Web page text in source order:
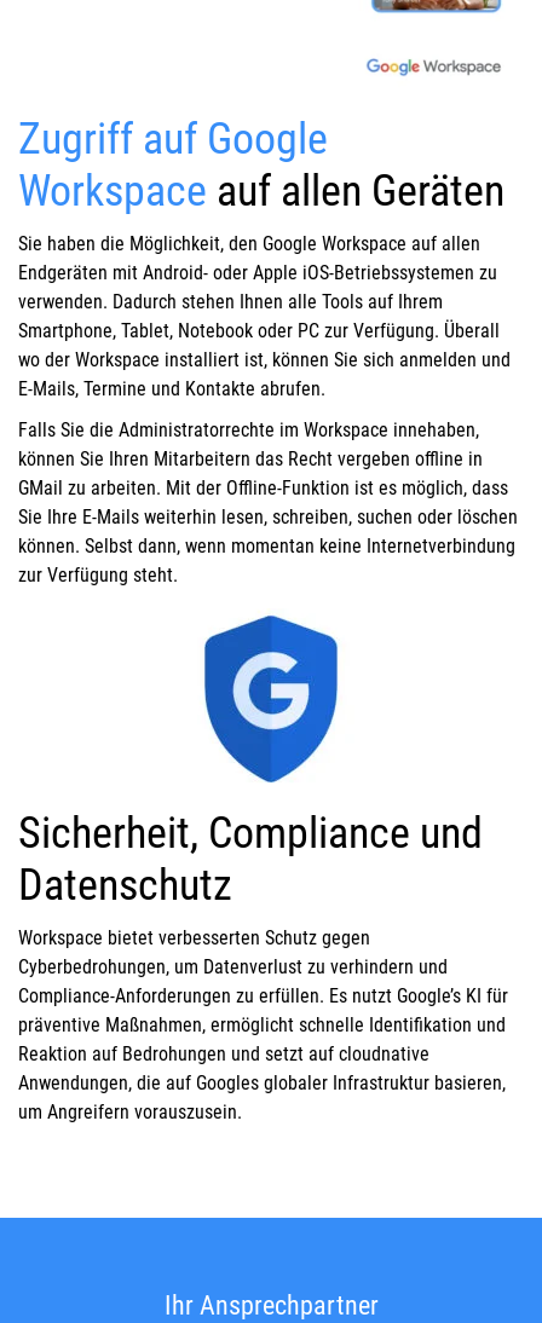
Zugriff auf Google
Workspace auf allen Geräten
Sie haben die Möglichkeit, den Google Workspace auf allen
Endgeräten mit Android- oder Apple iOS-Betriebssystemen zu
verwenden. Dadurch stehen Ihnen alle Tools auf Ihrem
Smartphone, Tablet, Notebook oder PC zur Verfügung. Überall
wo der Workspace installiert ist, können Sie sich anmelden und
E-Mails, Termine und Kontakte abrufen.
Falls Sie die Administratorrechte im Workspace innehaben,
können Sie Ihren Mitarbeitern das Recht vergeben offline in
GMail zu arbeiten. Mit der Offline-Funktion ist es möglich, dass
Sie Ihre E-Mails weiterhin lesen, schreiben, suchen oder löschen
können. Selbst dann, wenn momentan keine Internetverbindung
zur Verfügung steht.
Sicherheit, Compliance und
Datenschutz
Workspace bietet verbesserten Schutz gegen
Cyberbedrohungen, um Datenverlust zu verhindern und
Compliance-Anforderungen zu erfüllen. Es nutzt Google’s KI für
präventive Maßnahmen, ermöglicht schnelle Identifikation und
Reaktion auf Bedrohungen und setzt auf cloudnative
Anwendungen, die auf Googles globaler Infrastruktur basieren,
um Angreifern vorauszusein.
Ihr Ansprechpartner